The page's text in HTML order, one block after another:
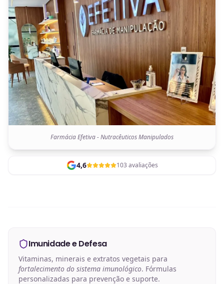
Farmácia Efetiva - Nutracêuticos Manipulados
4,6 103 avaliações
Imunidade e Defesa
Vitaminas, minerais e extratos vegetais para
fortalecimento do sistema imunológico. Fórmulas
personalizadas para prevenção e suporte.